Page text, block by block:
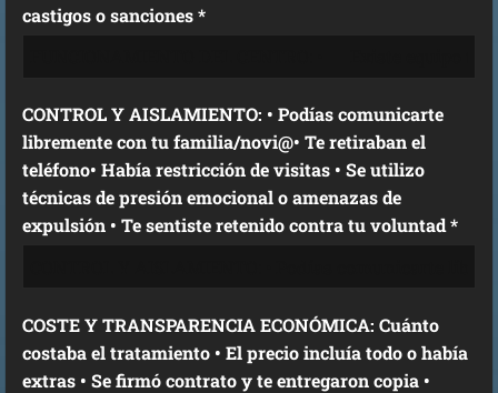
castigos o sanciones *
CONTROL Y AISLAMIENTO: • Podías comunicarte
libremente con tu familia/novi@• Te retiraban el
teléfono• Había restricción de visitas • Se utilizo
técnicas de presión emocional o amenazas de
expulsión • Te sentiste retenido contra tu voluntad *
COSTE Y TRANSPARENCIA ECONÓMICA: Cuánto
costaba el tratamiento • El precio incluía todo o había
extras • Se firmó contrato y te entregaron copia •